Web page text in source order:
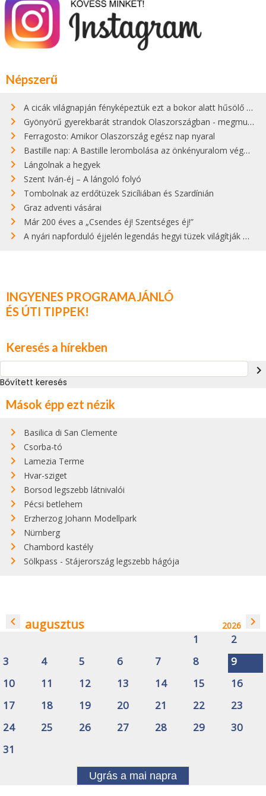
Népszerű
A cicák világnapján fényképeztük ezt a bokor alatt hűsölő cicát Kisorosziban
Gyönyörű gyerekbarát strandok Olaszországban - megmutatjuk a 15 legjobbat
Ferragosto: Amikor Olaszország egész nap nyaral
Bastille nap: A Bastille lerombolása az önkényuralom végét jelentette
Lángolnak a hegyek
Szent Iván-éj – A lángoló folyó
Tombolnak az erdőtüzek Szicíliában és Szardínián
Graz adventi vásárai
Már 200 éves a „Csendes éj! Szentséges éj!”
A nyári napforduló éjjelén legendás hegyi tüzek világítják meg Zugspitzét
INGYENES PROGRAMAJÁNLÓ
ÉS ÚTI TIPPEK!
Keresés a hírekben
navigate_next
Bővített keresés
Mások épp ezt nézik
Basilica di San Clemente
Csorba-tó
Lamezia Terme
Hvar-sziget
Borsod legszebb látnivalói
Pécsi betlehem
Erzherzog Johann Modellpark
Nürnberg
Chambord kastély
Sölkpass - Stájerország legszebb hágója
navigate_before augusztus 2026 navigate_next
1
2
3
4 5 6 7 8
9
10
11 12 13 14 15
16
17
18 19 20 21 22
23
24
25 26 27 28 29
30
31
Ugrás a mai napra